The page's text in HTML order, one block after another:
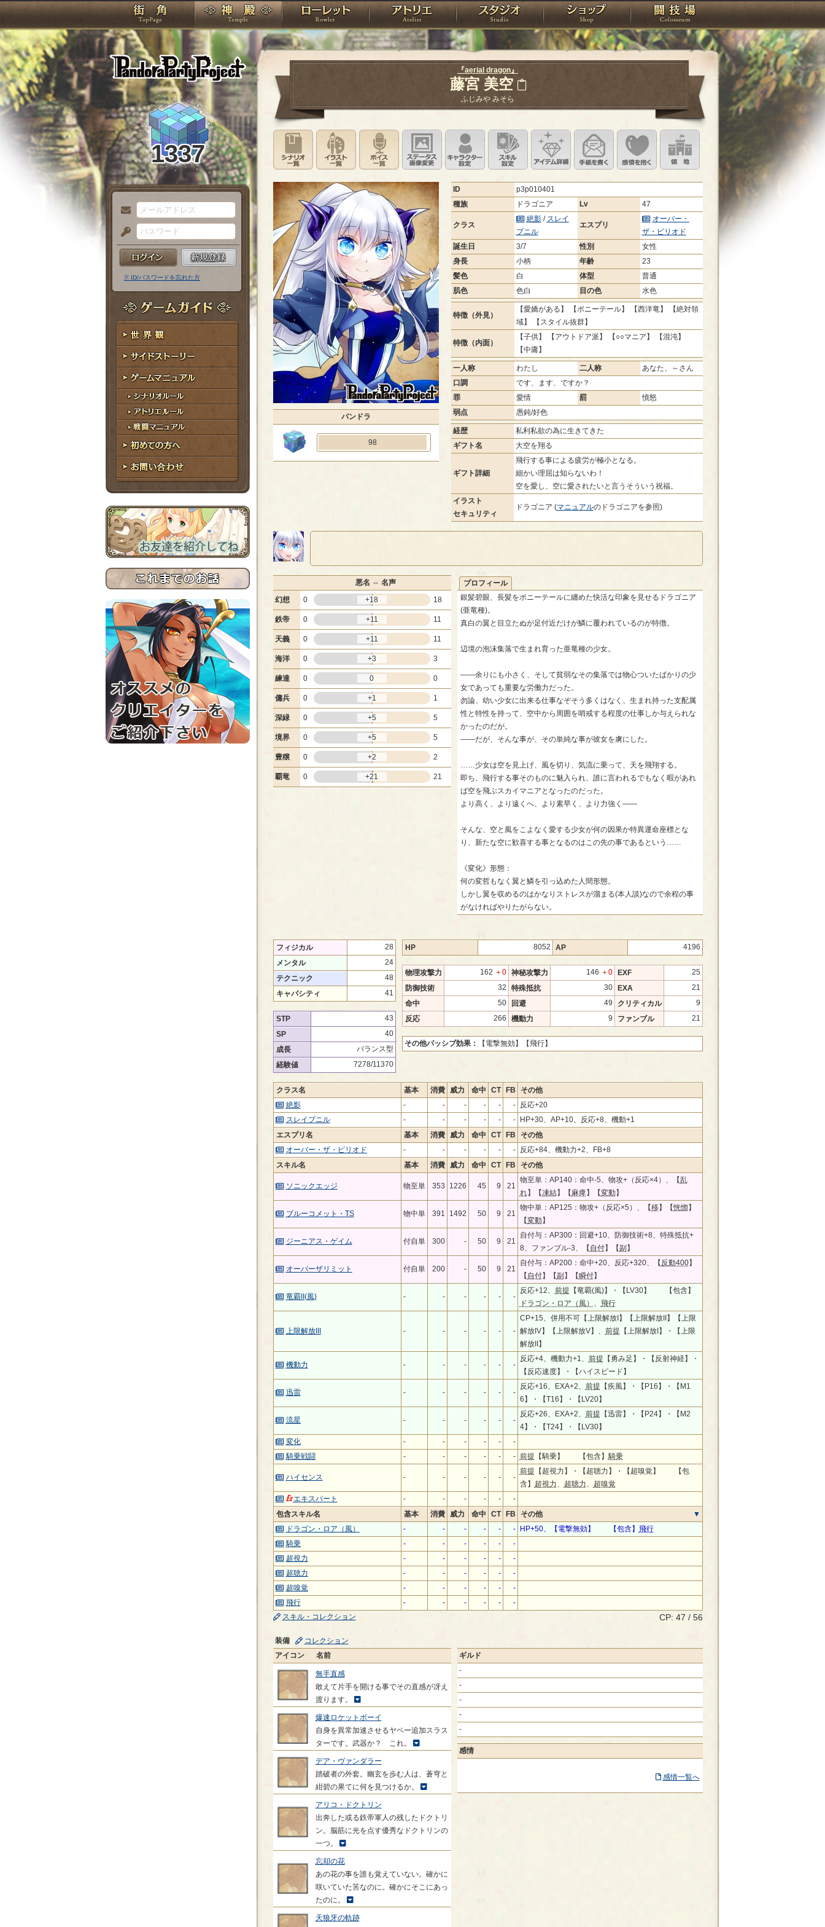
PandoraPartyProject
TOP 神殿 ローレット アトリエ スタジオ ショップ 闘技場
1337
メ
ー
ル
ア
ド
レ
ス
パ
ス
ー
ド
※ ID/パスワードを忘れた方
ゲームガイド
世界観
サイドストーリー
ゲームマニュアル
シナリオルール
アトリエルール
戦闘マニュアル
初めての方へ
お問い合わせ
『aerial dragon』
藤宮 美空
ふじみや みそら
シナリオ一覧イラスト一覧ボイス一覧 ステータス画像変更キャラクター設定
スキル設定 アイテム詳細手紙を書く このキャラクターに感情を抱く
パンドラ
98
ID
p3p010401
種族
ドラゴニア Lv 47
クラス
絶影/ スレイ
プニル
エスプリ
オーバー・
ザ・ピリオド
誕生日
3/7 性別
女性
身長
小柄 年齢
23
髪色
白 体型
普通
肌色
色白 目の色 水色
特徴（外見）
【愛嬌がある】 【ポニーテール】 【西洋竜】 【絶対領
域】 【スタイル抜群】
特徴（内面）
【子供】 【アウトドア派】 【○○マニア】 【混沌】
【中庸】
一人称 わたし 二人称
あなた、～さん
口調
です、ます、ですか？
罪
愛情 罰
憤怒
弱点
愚鈍/好色
経歴
私利私欲の為に生きてきた
ギフト名
大空を翔る
ギフト詳細
飛行する事による疲労が極小となる。
細かい理屈は知らないわ！
空を愛し、空に愛されたいと言うそういう祝福。
イラスト
セキュリティ
ドラゴニア (マニュアルのドラゴニアを参照)
悪名 ⇔ 名声
幻想
0 +18 18
鉄帝 0 +11 11
天義 0 +11 11
海洋 0 +3 3
練達 0 0 0
傭兵 0 +1 1
深緑 0 +5 5
境界 0 +5 5
豊穣 0 +2 2
覇竜 0 +21 21
プロフィール
銀髪碧眼、長髪をポニーテールに纏めた快活な印象を見せるドラゴニア
(亜竜種)。
真白の翼と目立たぬが足付近だけが鱗に覆われているのが特徴。
辺境の泡沫集落で生まれ育った亜竜種の少女。
――余りにも小さく、そして貧弱なその集落では物心ついたばかりの少
女であっても重要な労働力だった。
勿論、幼い少女に出来る仕事なぞそう多くはなく、生まれ持った支配属
性と特性を持って、空中から周囲を哨戒する程度の仕事しか与えられな
かったのだが。
――だが、そんな事が、その単純な事が彼女を虜にした。
……少女は空を見上げ、風を切り、気流に乗って、天を飛翔する。
即ち、飛行する事そのものに魅入られ、誰に言われるでもなく暇があれ
ば空を飛ぶスカイマニアとなったのだった。
より高く、より遠くへ、より素早く、より力強く――
そんな、空と風をこよなく愛する少女が何の因果か特異運命座標とな
り、新たな空に歓喜する事となるのはこの先の事であるという……
《変化》形態：
何の変哲もなく翼と鱗を引っ込めた人間形態。
しかし翼を収めるのはかなりストレスが溜まる(本人談)なので余程の事
がなければやりたがらない。
フィジカル
28
メンタル
24
テクニック
48
キャパシティ
41
STP
43
SP
40
成長
バランス型
経験値
7278/11370
HP 8052 AP 4196
物理攻撃力 162 ＋0 神秘攻撃力 146 ＋0 EXF
25
防御技術
32 特殊抵抗 30 EXA
21
命中
50 回避 49 クリティカル
9
反応
266 機動力 9 ファンブル 21
その他パッシブ効果： 【電撃無効】 【飛行】
クラス名 基本 消費 威力 命中 CT FB
その他
絶影
- - - - - -
反応+20
スレイプニル
- - - - - -
HP+30、AP+10、反応+8、機動+1
エスプリ名
基本 消費 威力 命中 CT FB
その他
オーバー・ザ・ピリオド
- - - - - -
反応+84、機動力+2、FB+8
スキル名
基本 消費 威力 命中 CT FB その他
ソニックエッジ 物至単 353 1226 45 9 21
物至単：AP140：命中-5、物攻+（反応×4）、【乱
れ】【凍結】【 麻痺】【変動】
ブルーコメット・TS 物中単 391 1492 50 9 21
物中単：AP125：物攻+（反応×5）、【移】【恍惚】
【変動】
ジーニアス・ゲイム 付自単 300 - 50 9 21
自付与：AP300：回避+10、防御技術+8、特殊抵抗+
8、ファンブル-3、【 自付】【副 】
オーバーザリミット 付自単 200 - 50 9 21
自付与：AP200：命中+20、反応+320、【 反動400】
【 自付】【副 】【瞬付】
竜覇II(風) - - - - - -
反応+12、 前提 【竜覇(風)】・【LV30】 【包含】
ドラゴン・ロア（風） 、 飛行
上限解放III - - - - - -
CP+15、併用不可【上限解放I】【上限解放II】【上限
解放IV】【上限解放V】、 前提 【上限解放I】・【上限
解放II】
機動力 - - - - - -
反応+4、機動力+1、 前提 【勇み足】・【反射神経】・
【反応速度】・【ハイスピード】
迅雷 - - - - - -
反応+16、EXA+2、 前提 【疾風】・【P16】・【M1
6】・【T16】・【LV20】
流星 - - - - - -
反応+26、EXA+2、 前提 【迅雷】・【P24】・【M2
4】・【T24】・【LV30】
変化
- - - - -
-
騎乗戦闘
- - - - - - 前提 【騎乗】 【包含】騎乗
ハイセンス - - - - - -
前提 【超視力】・【超聴力】・【超嗅覚】 【包
含】
超視力、 超聴力、
超嗅覚
エキスパート
- - - - -
-
包含スキル名
基本 消費 威力 命中 CT FB
その他
ドラゴン・ロア（風）
- - - - - - HP+50、【電撃無効】 【包含】 飛行
騎乗
- - - - -
-
超視力
- - - - -
-
超聴力
- - - - -
-
超嗅覚
- - - - -
-
飛行
- - - - -
-
スキル・コレクション
CP: 47 / 56
装備
コレクション
アイコン
名前
無手直感
敢えて片手を開ける事でその直感が冴え
渡ります。
爆速ロケットボーイ
自身を異常加速させるヤベー追加スラス
ターです。武器か？ これ。
デア・ヴァンダラー
踏破者の外套。幽玄を歩む人は、蒼穹と
紺碧の果てに何を見つけるか。
アリコ・ドクトリン
出奔した或る鉄帝軍人の残したドクトリ
ン。脳筋に光を点す優秀なドクトリンの
一つ。
忘却の花
あの花の事を誰も覚えていない。確かに
咲いていた筈なのに。確かにそこにあっ
たのに。
天狼牙の軌跡
ギルド
-
-
-
-
-
感情
感情一覧へ